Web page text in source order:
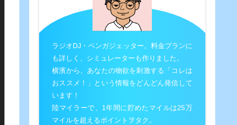
ラジオDJ・ペンガジェッター。料金プランに
も詳しく、シミュレーターも作りました。
横濱から、あなたの物欲を刺激する「コレは
おススメ！」という情報をどんどん発信して
います！
陸マイラーで、1年間に貯めたマイルは25万
マイルを超えるポイントヲタク。